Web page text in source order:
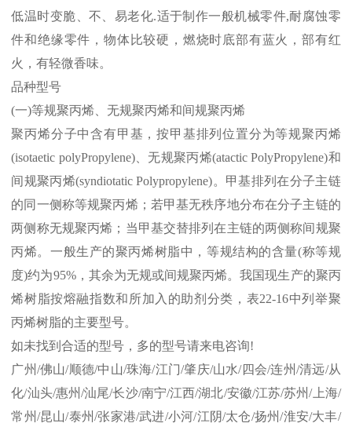
低温时变脆、不、易老化.适于制作一般机械零件,耐腐蚀零
件和绝缘零件，物体比较硬，燃烧时底部有蓝火，部有红
火，有轻微香味。
品种型号
(一)等规聚丙烯、无规聚丙烯和间规聚丙烯
聚丙烯分子中含有甲基，按甲基排列位置分为等规聚丙烯
(isotaetic polyPropylene)、无规聚丙烯(atactic PolyPropylene)和
间规聚丙烯(syndiotatic Polypropylene)。甲基排列在分子主链
的同一侧称等规聚丙烯；若甲基无秩序地分布在分子主链的
两侧称无规聚丙烯；当甲基交替排列在主链的两侧称间规聚
丙烯。一般生产的聚丙烯树脂中，等规结构的含量(称等规
度)约为95%，其余为无规或间规聚丙烯。我国现生产的聚丙
烯树脂按熔融指数和所加入的助剂分类，表22-16中列举聚
丙烯树脂的主要型号。
如未找到合适的型号，多的型号请来电咨询!
广州/佛山/顺德/中山/珠海/江门/肇庆/山水/四会/连州/清远/从
化/汕头/惠州/汕尾/长沙/南宁/江西/湖北/安徽/江苏/苏州/上海/
常州/昆山/泰州/张家港/武进/小河/江阴/太仓/扬州/淮安/大丰/